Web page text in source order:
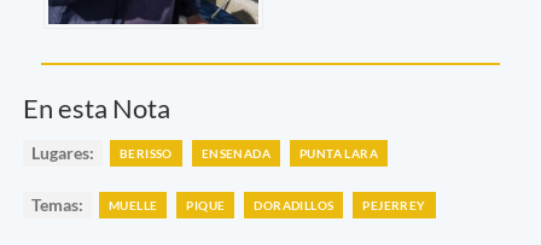
En esta Nota
Lugares: BERISSO ENSENADA PUNTA LARA
Temas: MUELLE PIQUE DORADILLOS PEJERREY